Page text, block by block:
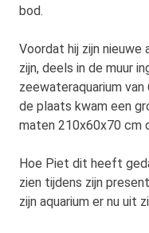
bod.
Voordat hij zijn nieuwe
zijn, deels in de muur
zeewateraquarium
de plaats kwam een
maten 210x60x70 cm
Hoe Piet dit heeft
zien tijdens zijn
zijn aquarium er nu uit